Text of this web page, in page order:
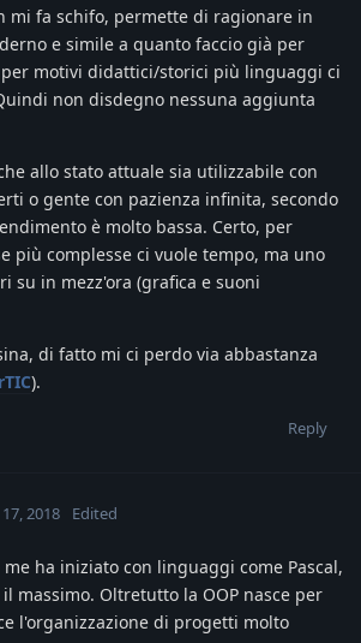
mi fa schifo, permette di ragionare in
e simile a quanto faccio già per
per motivi didattici/storici più linguaggi ci
non disdegno nessuna aggiunta
allo stato attuale sia utilizzabile con
o gente con pazienza infinita, secondo
è molto bassa. Certo, per
più complesse ci vuole tempo, ma uno
su in mezz'ora (grafica e suoni
di fatto mi ci perdo via abbastanza
).
Reply
17, 2018 Edited
ha iniziato con linguaggi come Pascal,
il massimo. Oltretutto la OOP nasce per
l'organizzazione di progetti molto